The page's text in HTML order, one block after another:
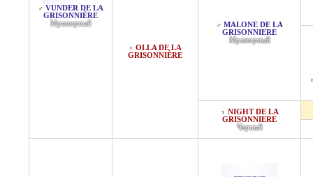
♂ VUNDER DE LA
GRISONNIÈRE
Мраморный
♀ OLLA DE LA
GRISONNIÈRE
♂ MALONE DE LA
GRISONNIERE
Мраморный
♀ NIGHT DE LA
GRISONNIERE
Черный